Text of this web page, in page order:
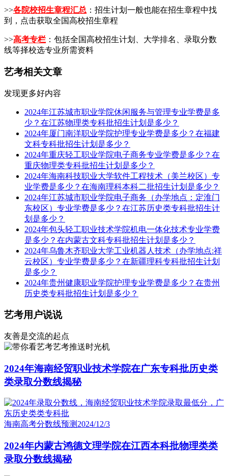
>>各院校招生章程汇总 ：招生计划一般也能在招生章程中找
到，点击获取全国高校招生章程
>>高考专栏 ：包括全国高校招生计划、大学排名、录取分数
线等择校选专业所需资料
艺考相关文章
发现更多好内容
2024年江苏城市职业学院休闲服务与管理专业学费是多
少？在江苏物理类专科批招生计划是多少？
2024年厦门南洋职业学院护理专业学费是多少？在福建
文科专科批招生计划是多少？
2024年重庆轻工职业学院电子商务专业学费是多少？在
重庆物理类专科批招生计划是多少？
2024年海南科技职业大学软件工程技术（美兰校区）专
业学费是多少？在海南理科本科二批招生计划是多少？
2024年江苏城市职业学院电子商务（办学地点：定淮门
东校区）专业学费是多少？在江苏历史类专科批招生计
划是多少？
2024年包头轻工职业技术学院机电一体化技术专业学费
是多少？在内蒙古文科专科批招生计划是多少？
2024年乌鲁木齐职业大学工业机器人技术（办学地点:祥
云校区）专业学费是多少？在新疆理科专科批招生计划
是多少？
2024年贵州健康职业学院护理专业学费是多少？在贵州
历史类专科批招生计划是多少？
艺考用户说说
友善是交流的起点
艺考推送时光机
2024年海南经贸职业技术学院在广东专科批历史类
类录取分数线揭秘
海南高考分数线预测2024/12/3
2024年内蒙古鸿德文理学院在江西本科批物理类类
录取分数线揭秘